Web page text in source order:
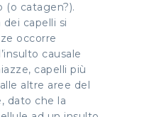
(o catagen?).
capelli si
occorre
causale
capelli più
altre aree del
dato che la